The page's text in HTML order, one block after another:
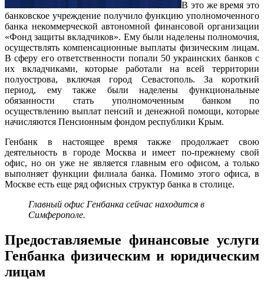
В это же время это
банковское учреждение получило функцию уполномоченного
банка некоммерческой автономной финансовой организации
«Фонд защиты вкладчиков». Ему были наделены полномочия,
осуществлять компенсационные выплаты физическим лицам.
В сферу его ответственности попали 50 украинских банков с
их вкладчиками, которые работали на всей территории
полуострова, включая город Севастополь. За короткий
период, ему также были наделены функциональные
обязанности стать уполномоченным банком по
осуществлению выплат пенсий и денежной помощи, которые
начисляются Пенсионным фондом республики Крым.
Генбанк в настоящее время также продолжает свою
деятельность в городе Москва и имеет по-прежнему свой
офис, но он уже не является главным его офисом, а только
выполняет функции филиала банка. Помимо этого офиса, в
Москве есть еще ряд офисных структур банка в столице.
Главный офис Генбанка сейчас находится в
Симферополе.
Предоставляемые финансовые услуги
Генбанка физическим и юридическим
лицам